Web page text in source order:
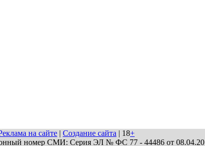
на сайте | Создание сайта | 18+
номер СМИ: Серия ЭЛ № ФС 77 - 44486 от